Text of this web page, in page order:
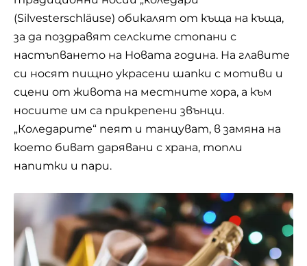
(Silvesterschläuse) обикалят от къща на къща,
за да поздравят селските стопани с
настъпването на Новата година. На главите
си носят пищно украсени шапки с мотиви и
сцени от живота на местните хора, а към
носиите им са прикрепени звънци.
„Коледарите“ пеят и танцуват, в замяна на
което биват дарявани с храна, топли
напитки и пари.